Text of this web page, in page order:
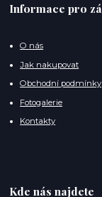
Informace pro
O nás
Jak nakupovat
Obchodní podmínky
Fotogalerie
Kontakty
Kde nás najdete